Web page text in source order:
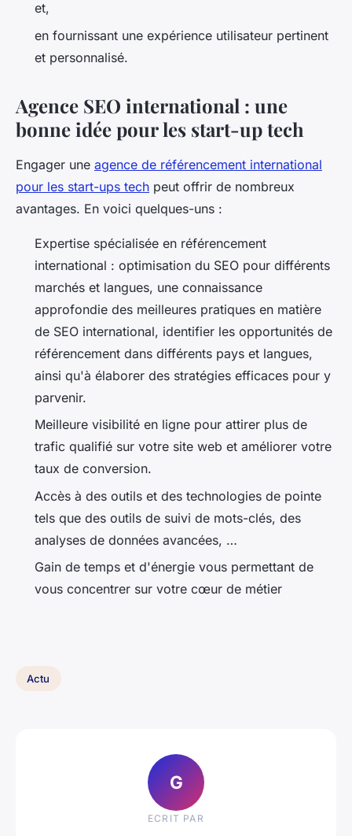
et,
en fournissant une expérience utilisateur pertinent
et personnalisé.
Agence SEO international : une
bonne idée pour les start-up tech
Engager une agence de référencement international
pour les start-ups tech peut offrir de nombreux
avantages. En voici quelques-uns :
Expertise spécialisée en référencement
international : optimisation du SEO pour différents
marchés et langues, une connaissance
approfondie des meilleures pratiques en matière
de SEO international, identifier les opportunités de
référencement dans différents pays et langues,
ainsi qu'à élaborer des stratégies efficaces pour y
parvenir.
Meilleure visibilité en ligne pour attirer plus de
trafic qualifié sur votre site web et améliorer votre
taux de conversion.
Accès à des outils et des technologies de pointe
tels que des outils de suivi de mots-clés, des
analyses de données avancées, …
Gain de temps et d'énergie vous permettant de
vous concentrer sur votre cœur de métier
Actu
G
ECRIT PAR